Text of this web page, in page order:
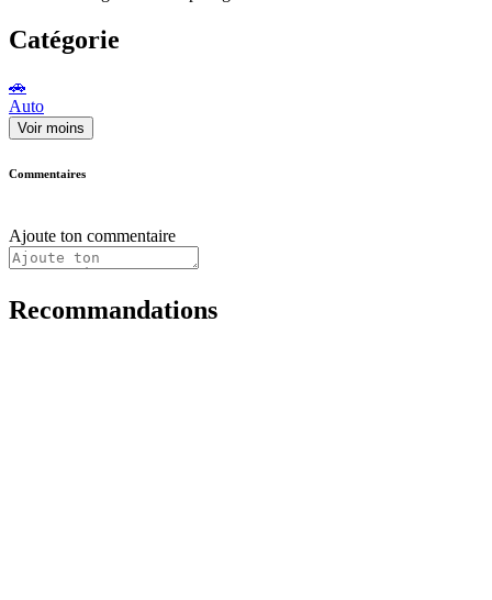
Catégorie
🚗
Auto
Voir moins
Commentaires
Ajoute ton commentaire
Recommandations